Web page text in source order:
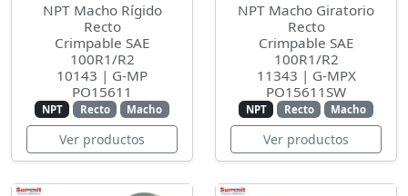
NPT Macho Rígido
Recto
Crimpable SAE
100R1/R2
10143 | G-MP
PO15611
NPT Recto Macho
Ver productos
NPT Macho Giratorio
Recto
Crimpable SAE
100R1/R2
11343 | G-MPX
PO15611SW
NPT Recto Macho
Ver productos